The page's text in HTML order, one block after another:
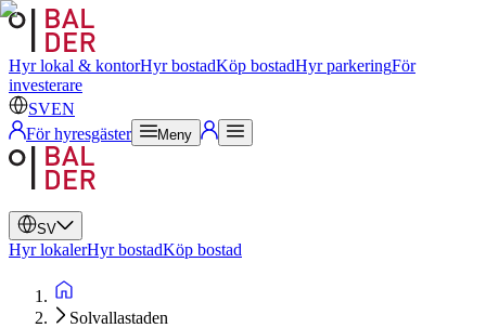
Hyr lokal & kontorHyr bostadKöp bostadHyr parkeringFör
investerare
SVEN
För hyresgäster
Meny
SV
Svenska
Engelska
Hyr lokalerHyr bostadKöp bostad
Solvallastaden